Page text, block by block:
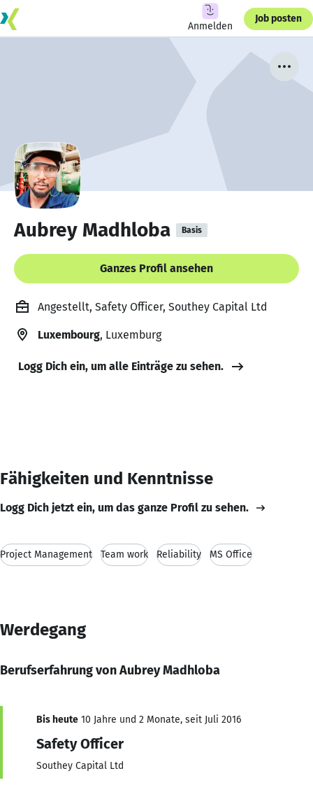
Anmelden
Job posten
Aubrey Madhloba Basis
Ganzes Profil ansehen
Angestellt, Safety Officer, Southey Capital Ltd
Luxembourg, Luxemburg
Logg Dich ein, um alle Einträge zu sehen.
Fähigkeiten und Kenntnisse
Logg Dich jetzt ein, um das ganze Profil zu sehen.
Project Management Team work Reliability MS Office
Werdegang
Berufserfahrung von Aubrey Madhloba
Bis heute 10 Jahre und 2 Monate, seit Juli 2016
Safety Officer
Southey Capital Ltd